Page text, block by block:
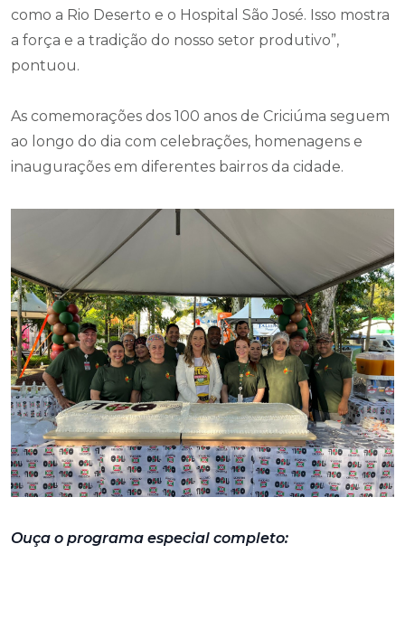
como a Rio Deserto e o Hospital São José. Isso mostra
a força e a tradição do nosso setor produtivo”,
pontuou.
As comemorações dos 100 anos de Criciúma seguem
ao longo do dia com celebrações, homenagens e
inaugurações em diferentes bairros da cidade.
Ouça o programa especial completo: